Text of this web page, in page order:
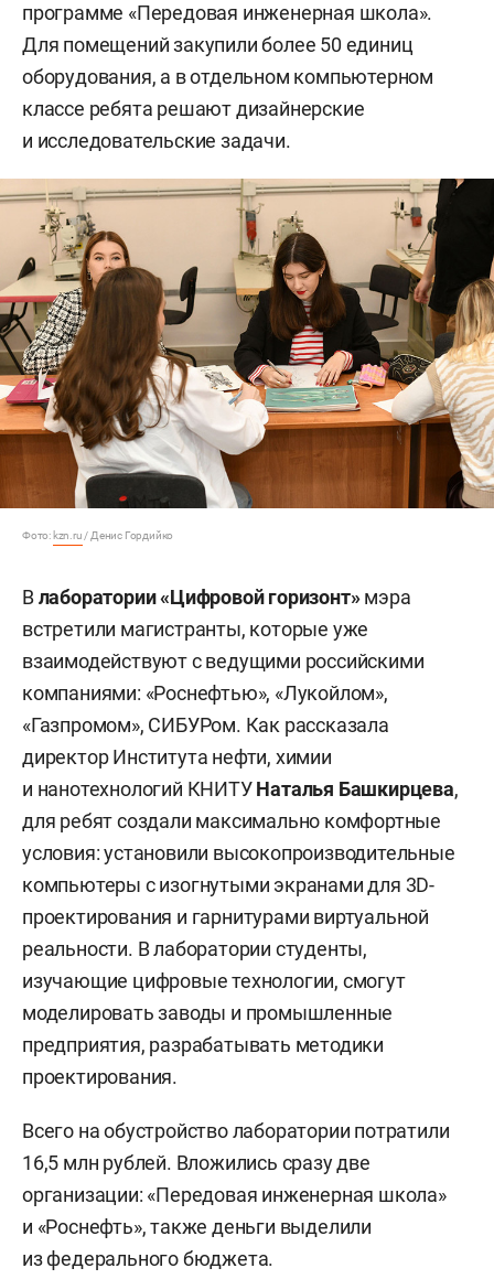
программе «Передовая инженерная школа».
Для помещений закупили более 50 единиц
оборудования, а в отдельном компьютерном
классе ребята решают дизайнерские
и исследовательские задачи.
Фото: kzn.ru / Денис Гордийко
Влаборатории «Цифровой горизонт»мэра
встретили магистранты, которые уже
взаимодействуют с ведущими российскими
компаниями: «Роснефтью», «Лукойлом»,
«Газпромом», СИБУРом. Как рассказала
директор Института нефти, химии
и нанотехнологий КНИТУНаталья Башкирцева,
для ребят создали максимально комфортные
условия: установили высокопроизводительные
компьютеры с изогнутыми экранами для 3D-
проектирования и гарнитурами виртуальной
реальности. В лаборатории студенты,
изучающие цифровые технологии, смогут
моделировать заводы и промышленные
предприятия, разрабатывать методики
проектирования.
Всего на обустройство лаборатории потратили
16,5 млн рублей. Вложились сразу две
организации: «Передовая инженерная школа»
и «Роснефть», также деньги выделили
из федерального бюджета.